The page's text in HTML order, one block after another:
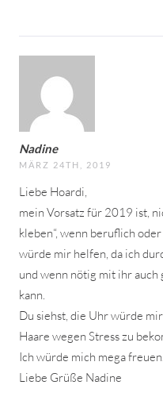
Nadine
MÄRZ 24TH, 2019
Liebe Hoardi,
mein Vorsatz für 2019 ist,
kleben“, wenn beruflich
würde mir helfen, da ich
und wenn nötig mit ihr
kann.
Du siehst, die Uhr würde
Haare wegen Stress zu
Ich würde mich mega freuen.
Liebe Grüße Nadine